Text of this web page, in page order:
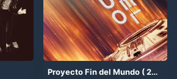
Proyecto Fin del Mundo (2026